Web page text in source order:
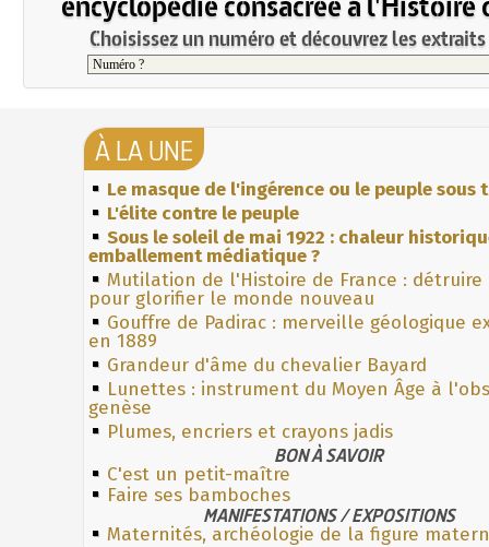
Choisissez un numéro et découvrez les
À LA UNE
Le masque de l'ingérence ou le peuple sous
L'élite contre le peuple
Sous le soleil de mai 1922 : chaleur
emballement médiatique ?
Mutilation de l'Histoire de France : détruire
pour glorifier le monde nouveau
Gouffre de Padirac : merveille géologique
en 1889
Grandeur d'âme du chevalier Bayard
Lunettes : instrument du Moyen Âge à
genèse
Plumes, encriers et crayons jadis
BON À SAVOIR
C'est un petit-maître
Faire ses bamboches
MANIFESTATIONS / EXPOSITIONS
Maternités, archéologie de la figure